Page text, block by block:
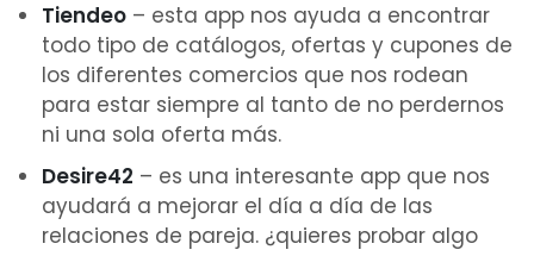
Tiendeo – esta app nos ayuda a encontrar
todo tipo de catálogos, ofertas y cupones de
los diferentes comercios que nos rodean
para estar siempre al tanto de no perdernos
ni una sola oferta más.
Desire42 – es una interesante app que nos
ayudará a mejorar el día a día de las
relaciones de pareja. ¿quieres probar algo